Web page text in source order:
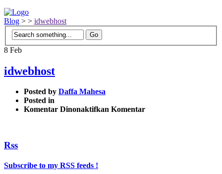
Blog > > idwebhost
8 Feb
idwebhost
Posted by Daffa Mahesa
Posted in
Komentar Dinonaktifkan pada
Komentar
Rss
Subscribe to my RSS feeds !